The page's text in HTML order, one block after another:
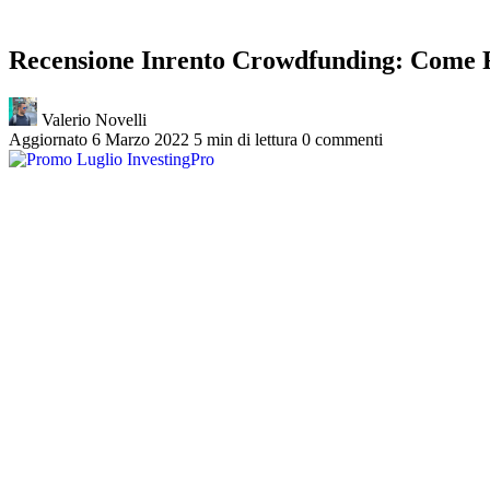
Recensione Inrento Crowdfunding: Come
Valerio Novelli
Aggiornato 6 Marzo 2022 5 min di lettura 0 commenti